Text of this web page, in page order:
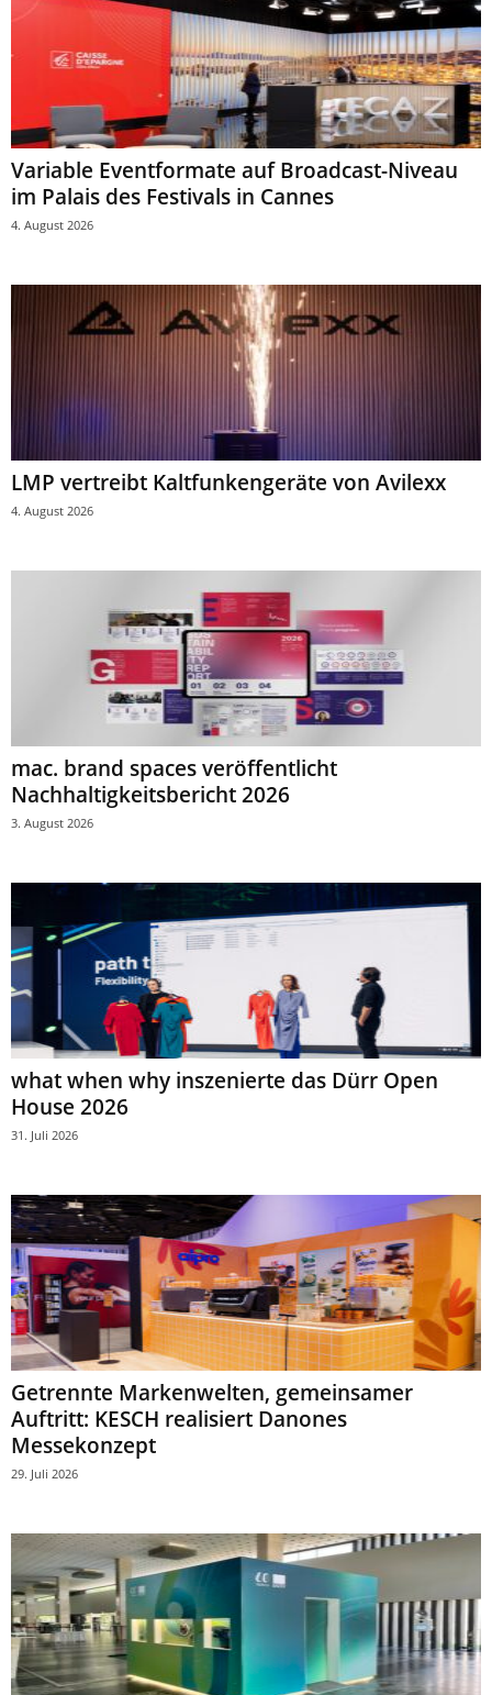
Variable Eventformate auf Broadcast-Niveau
im Palais des Festivals in Cannes
4. August 2026
LMP vertreibt Kaltfunkengeräte von Avilexx
4. August 2026
mac. brand spaces veröffentlicht
Nachhaltigkeitsbericht 2026
3. August 2026
what when why inszenierte das Dürr Open
House 2026
31. Juli 2026
Getrennte Markenwelten, gemeinsamer
Auftritt: KESCH realisiert Danones
Messekonzept
29. Juli 2026